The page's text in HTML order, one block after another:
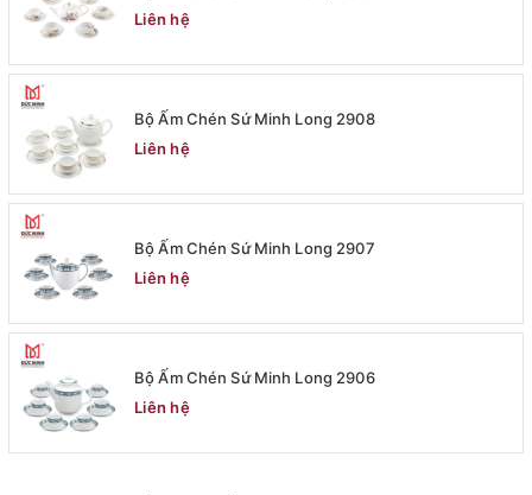
Liên hệ
Bộ Ấm Chén Sứ Minh Long 2908
Liên hệ
Bộ Ấm Chén Sứ Minh Long 2907
Liên hệ
Bộ Ấm Chén Sứ Minh Long 2906
Liên hệ